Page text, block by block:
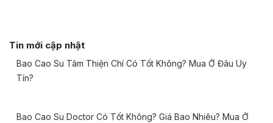
Tin mới cập nhật
Bao Cao Su Tâm Thiện Chí Có Tốt Không? Mua Ở Đâu Uy
Tín?
Bao Cao Su Doctor Có Tốt Không? Giá Bao Nhiêu? Mua Ở